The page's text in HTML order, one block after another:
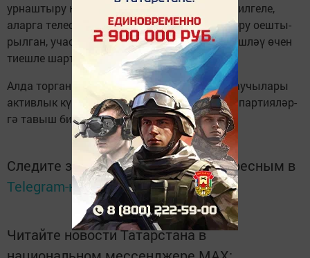
ур­наш­ты­ру һәм та­выш би­рү өчен би­на­лар бил­ге­ле,
алар­га те­ле­фон элем­тә­се кер­тел­гән, ки­зү то­ру оеш­ты­
рыл­ган, учас­ток сай­лау ко­мис­си­я­лә­рен­дә эш­ләү өчен
ти­еш­ле шарт­лар ту­ды­рыл­ган.
Ал­да тор­ган сай­лау­лар­да ра­йо­ны­быз сай­лау­чы­ла­ры
ак­тив­лык күр­сә­тер, үз­лә­ре өс­тен­лек бир­гән пар­ти­я­ләр­
гә та­выш би­рер­ләр, дип ыша­нып ка­ла­быз.
Следите за самым важным и интересным в
Telegram-каналеТатмедиа
Читайте новости Татарстана в